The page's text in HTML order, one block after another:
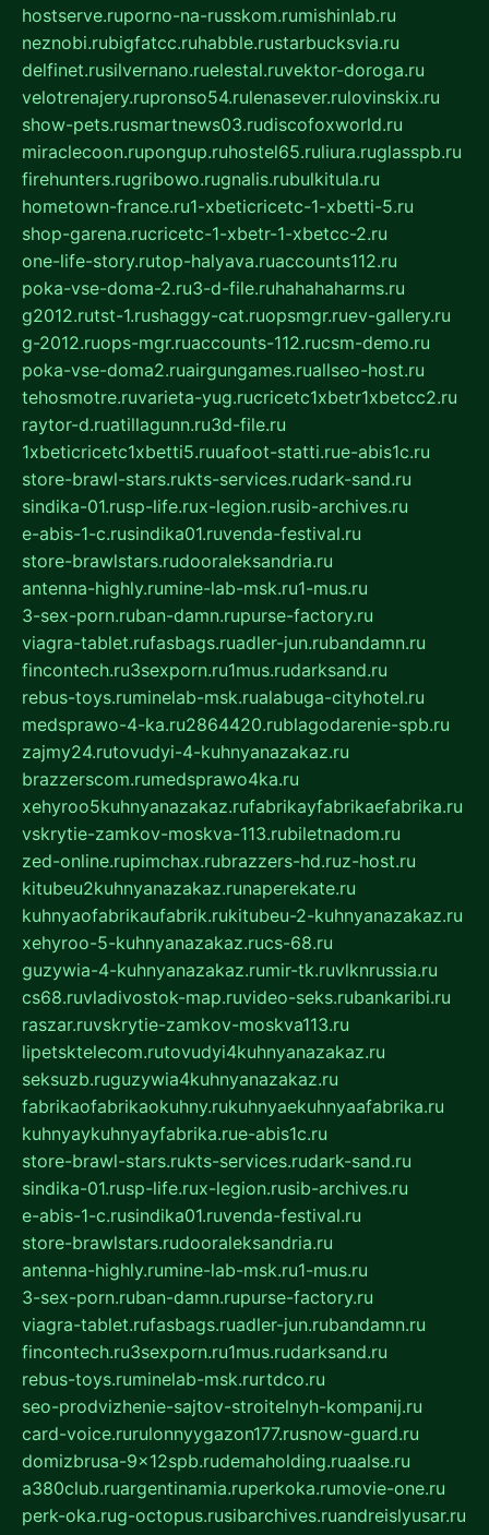
hostserve.ruporno-na-russkom.rumishinlab.ru
neznobi.rubigfatcc.ruhabble.rustarbucksvia.ru
delfinet.rusilvernano.ruelestal.ruvektor-doroga.ru
velotrenajery.rupronso54.rulenasever.rulovinskix.ru
show-pets.rusmartnews03.rudiscofoxworld.ru
miraclecoon.rupongup.ruhostel65.ruliura.ruglasspb.ru
firehunters.rugribowo.rugnalis.rubulkitula.ru
hometown-france.ru1-xbeticricetc-1-xbetti-5.ru
shop-garena.rucricetc-1-xbetr-1-xbetcc-2.ru
one-life-story.rutop-halyava.ruaccounts112.ru
poka-vse-doma-2.ru3-d-file.ruhahahaharms.ru
g2012.rutst-1.rushaggy-cat.ruopsmgr.ruev-gallery.ru
g-2012.ruops-mgr.ruaccounts-112.rucsm-demo.ru
poka-vse-doma2.ruairgungames.ruallseo-host.ru
tehosmotre.ruvarieta-yug.rucricetc1xbetr1xbetcc2.ru
raytor-d.ruatillagunn.ru3d-file.ru
1xbeticricetc1xbetti5.ruuafoot-statti.rue-abis1c.ru
store-brawl-stars.rukts-services.rudark-sand.ru
sindika-01.rusp-life.rux-legion.rusib-archives.ru
e-abis-1-c.rusindika01.ruvenda-festival.ru
store-brawlstars.rudooraleksandria.ru
antenna-highly.rumine-lab-msk.ru1-mus.ru
3-sex-porn.ruban-damn.rupurse-factory.ru
viagra-tablet.rufasbags.ruadler-jun.rubandamn.ru
fincontech.ru3sexporn.ru1mus.rudarksand.ru
rebus-toys.ruminelab-msk.rualabuga-cityhotel.ru
medsprawo-4-ka.ru2864420.rublagodarenie-spb.ru
zajmy24.rutovudyi-4-kuhnyanazakaz.ru
brazzerscom.rumedsprawo4ka.ru
xehyroo5kuhnyanazakaz.rufabrikayfabrikaefabrika.ru
vskrytie-zamkov-moskva-113.rubiletnadom.ru
zed-online.rupimchax.rubrazzers-hd.ruz-host.ru
kitubeu2kuhnyanazakaz.runaperekate.ru
kuhnyaofabrikaufabrik.rukitubeu-2-kuhnyanazakaz.ru
xehyroo-5-kuhnyanazakaz.rucs-68.ru
guzywia-4-kuhnyanazakaz.rumir-tk.ruvlknrussia.ru
cs68.ruvladivostok-map.ruvideo-seks.rubankaribi.ru
raszar.ruvskrytie-zamkov-moskva113.ru
lipetsktelecom.rutovudyi4kuhnyanazakaz.ru
seksuzb.ruguzywia4kuhnyanazakaz.ru
fabrikaofabrikaokuhny.rukuhnyaekuhnyaafabrika.ru
kuhnyaykuhnyayfabrika.rue-abis1c.ru
store-brawl-stars.rukts-services.rudark-sand.ru
sindika-01.rusp-life.rux-legion.rusib-archives.ru
e-abis-1-c.rusindika01.ruvenda-festival.ru
store-brawlstars.rudooraleksandria.ru
antenna-highly.rumine-lab-msk.ru1-mus.ru
3-sex-porn.ruban-damn.rupurse-factory.ru
viagra-tablet.rufasbags.ruadler-jun.rubandamn.ru
fincontech.ru3sexporn.ru1mus.rudarksand.ru
rebus-toys.ruminelab-msk.rurtdco.ru
seo-prodvizhenie-sajtov-stroitelnyh-kompanij.ru
card-voice.rurulonnyygazon177.rusnow-guard.ru
domizbrusa-9x12spb.rudemaholding.ruaalse.ru
a380club.ruargentinamia.ruperkoka.rumovie-one.ru
perk-oka.rug-octopus.rusibarchives.ruandreislyusar.ru